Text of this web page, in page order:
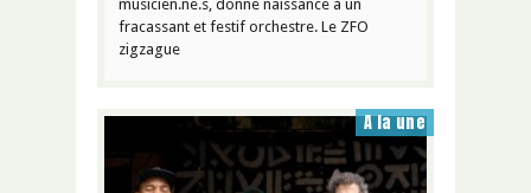
musicien.ne.s, donne naissance à un
fracassant et festif orchestre. Le ZFO
zigzague
A la une